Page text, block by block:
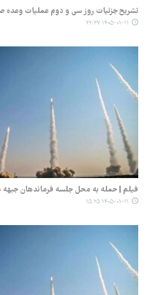
تشریح جزئیات روز سی و دوم عملیات وعده‌
۱۴۰۵-۰۱-۱۱ ۲۲:۳۷
فیلم | حمله به محل جلسه فرماندهان
۱۴۰۵-۰۱-۱۱ ۱۵:۲۵